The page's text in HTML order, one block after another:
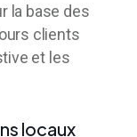
la base des
clients
et les
locaux